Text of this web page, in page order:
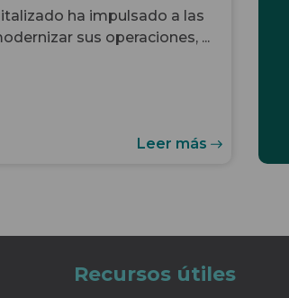
ha impulsado a las
sus operaciones, ...
Leer más
Recursos útiles